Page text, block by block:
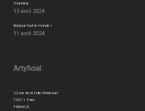
Stunning
15 avril 2024
Bonjour tout le monde !
11 avril 2024
Artyficial
22 rue de la Folie Méricourt
75011 Paris
FRANCE